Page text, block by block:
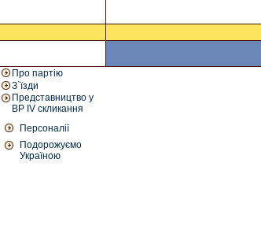
Про партію
З`їзди
Представництво у
ВР IV скликання
Персоналії
Подорожуємо
Україною